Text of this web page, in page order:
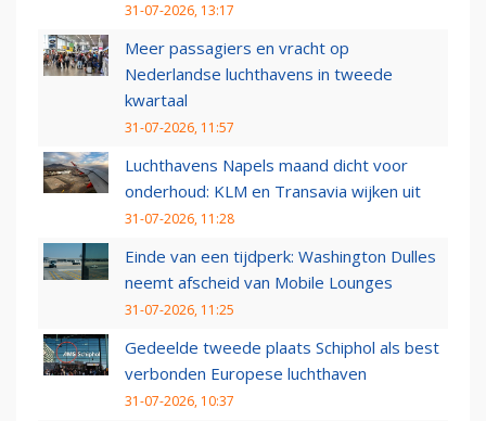
31-07-2026, 13:17
Meer passagiers en vracht op
Nederlandse luchthavens in tweede
kwartaal
31-07-2026, 11:57
Luchthavens Napels maand dicht voor
onderhoud: KLM en Transavia wijken uit
31-07-2026, 11:28
Einde van een tijdperk: Washington Dulles
neemt afscheid van Mobile Lounges
31-07-2026, 11:25
Gedeelde tweede plaats Schiphol als best
verbonden Europese luchthaven
31-07-2026, 10:37